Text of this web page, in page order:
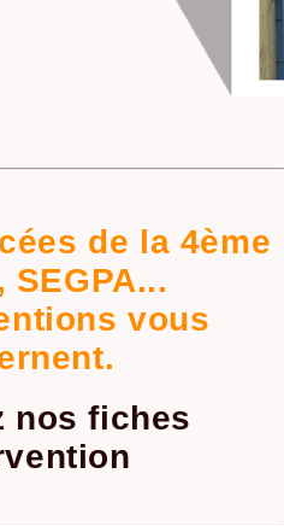
de la 4ème
SEGPA...
vous
nos fiches